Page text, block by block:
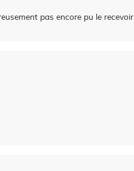
pas encore pu le recevoir.